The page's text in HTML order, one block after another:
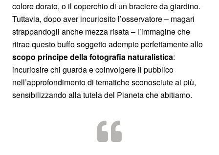
colore dorato, o il coperchio di un braciere da giardino.
Tuttavia, dopo aver incuriosito l’osservatore – magari
strappandogli anche mezza risata – l’immagine che
ritrae questo buffo soggetto adempie perfettamente allo
scopo principe della fotografia naturalistica:
incuriosire chi guarda e coinvolgere il pubblico
nell’approfondimento di tematiche sconosciute ai più,
sensibilizzando alla tutela del Pianeta che abitiamo.